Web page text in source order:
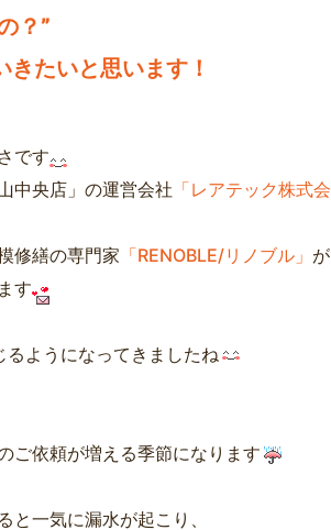
？”
たいと思います！
です
中央店」の運営会社 「レアテック株式会
修繕の専門家 「RENOBLE/リノブル」 が
す
ようになってきましたね
ご依頼が増える季節になります
一気に漏水が起こり、